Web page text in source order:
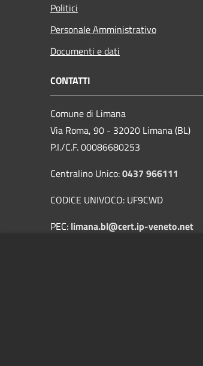
Politici
Personale Amministrativo
Documenti e dati
CONTATTI
Comune di Limana
Via Roma, 90 - 32020 Limana (BL)
P.I./C.F. 00086680253
Centralino Unico:0437 966111
CODICE UNIVOCO: UF9CWD
PEC: limana.bl@cert.ip-veneto.net